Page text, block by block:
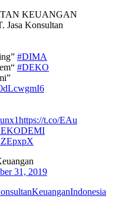
KEUANGAN
Jasa Konsultan
#DIMA
#DEKO
https://t.co/EAu
31, 2019